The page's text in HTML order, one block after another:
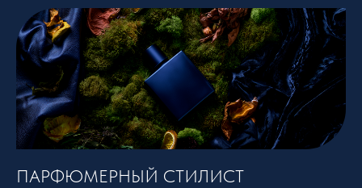
ПАРФЮМЕРНЫЙ СТИЛИСТ